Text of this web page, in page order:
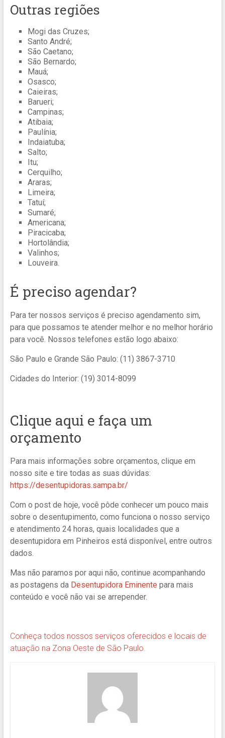
Outras regiões
Mogi das Cruzes;
Santo André;
São Caetano;
São Bernardo;
Mauá;
Osasco;
Caieiras;
Barueri;
Campinas;
Atibaia;
Paulínia;
Indaiatuba;
Salto;
Itu;
Cerquilho;
Araras;
Limeira;
Tatuí;
Sumaré;
Americana;
Piracicaba;
Hortolândia;
Valinhos;
Louveira.
É preciso agendar?
Para ter nossos serviços é preciso agendamento sim,
para que possamos te atender melhor e no melhor horário
para você. Nossos telefones estão logo abaixo:
São Paulo e Grande São Paulo: (11) 3867-3710
Cidades do Interior: (19) 3014-8099
Clique aqui e faça um
orçamento
Para mais informações sobre orçamentos, clique em
nosso site e tire todas as suas dúvidas:
https://desentupidoras.sampa.br/
Com o post de hoje, você pôde conhecer um pouco mais
sobre o desentupimento, como funciona o nosso serviço
e atendimento 24 horas, quais localidades que a
desentupidora em Pinheiros está disponível, entre outros
dados.
Mas não paramos por aqui não, continue acompanhando
as postagens da Desentupidora Eminente para mais
conteúdo e você não vai se arrepender.
Conheça todos nossos serviços oferecidos e locais de
atuação na Zona Oeste de São Paulo.